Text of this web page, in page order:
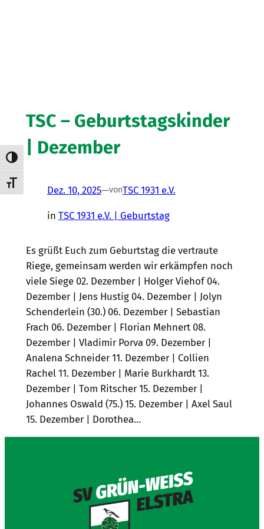
Umschalten auf hohe Kontraste
Schrift vergrößern
TSC – Geburtstagskinder
| Dezember
Dez. 10, 2025—vonTSC 1931 e.V.
in TSC 1931 e.V. | Geburtstag
Es grüßt Euch zum Geburtstag die vertraute
Riege, gemeinsam werden wir erkämpfen noch
viele Siege 02. Dezember | Holger Viehof 04.
Dezember | Jens Hustig 04. Dezember | Jolyn
Schenderlein (30.) 06. Dezember | Sebastian
Frach 06. Dezember | Florian Mehnert 08.
Dezember | Vladimir Porva 09. Dezember |
Analena Schneider 11. Dezember | Collien
Rachel 11. Dezember | Marie Burkhardt 13.
Dezember | Tom Ritscher 15. Dezember |
Johannes Oswald (75.) 15. Dezember | Axel Saul
15. Dezember | Dorothea…